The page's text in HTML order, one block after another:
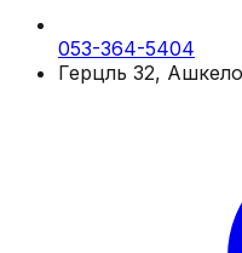
053-364-5404
Герцль 32,